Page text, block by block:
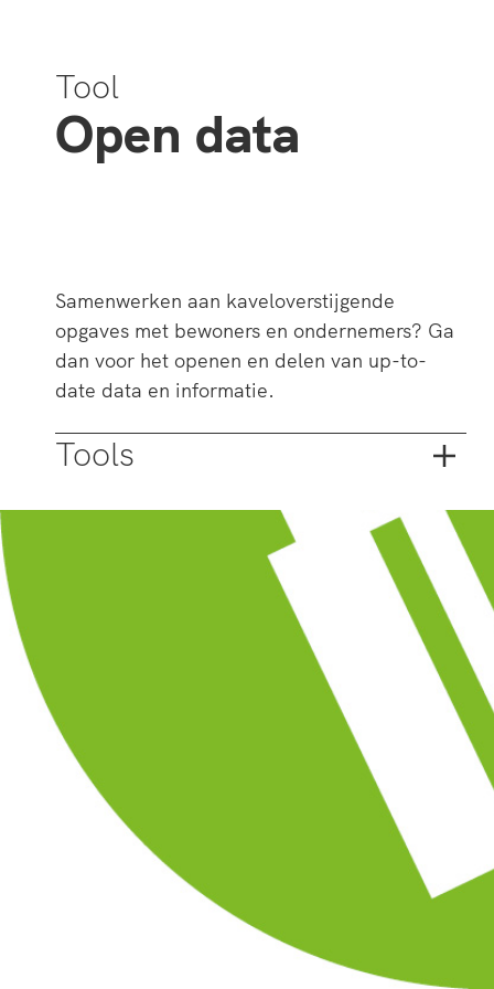
Tool
Open data
Samenwerken aan kaveloverstijgende
opgaves met bewoners en ondernemers? Ga
dan voor het openen en delen van up-to-
date data en informatie.
Tools
Samenwerken aan kaveloverstijgende
opgaves met bewoners en ondernemers? Ga
dan voor het openen en delen van up-to-
Stedenbouwkundig ontwerp
Samenwerken aan een klimaatadaptieve,
natuurinclusieve en circulaire stad?
Ondersteun dat dan niet alleen met kennis,
maar ook met ruimte en financiële middelen.